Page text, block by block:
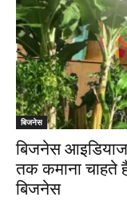
बिजनेस
बिजनेस
तक कमाना चाहते
बिजनेस